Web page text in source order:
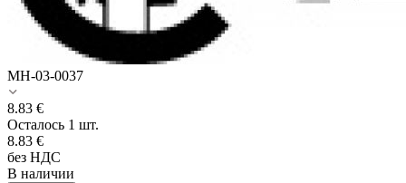
MH-03-0037
8.83 €
Осталось 1 шт.
8.83 €
без НДС
В наличии